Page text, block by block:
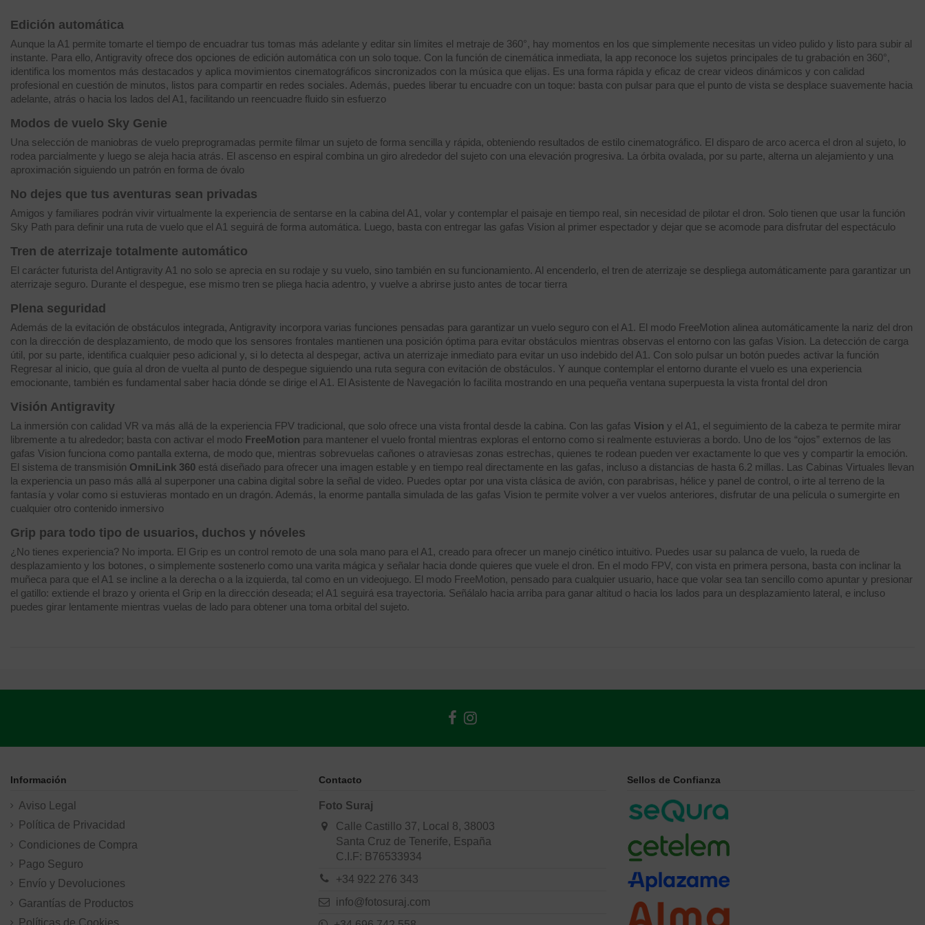
Edición automática
Aunque la A1 permite tomarte el tiempo de encuadrar tus tomas más adelante y editar sin límites el metraje de 360°, hay momentos en los que simplemente necesitas un video pulido y listo para subir al
instante. Para ello, Antigravity ofrece dos opciones de edición automática con un solo toque. Con la función de cinemática inmediata, la app reconoce los sujetos principales de tu grabación en 360°,
identifica los momentos más destacados y aplica movimientos cinematográficos sincronizados con la música que elijas. Es una forma rápida y eficaz de crear videos dinámicos y con calidad
profesional en cuestión de minutos, listos para compartir en redes sociales. Además, puedes liberar tu encuadre con un toque: basta con pulsar para que el punto de vista se desplace suavemente hacia
adelante, atrás o hacia los lados del A1, facilitando un reencuadre fluido sin esfuerzo
Modos de vuelo Sky Genie
Una selección de maniobras de vuelo preprogramadas permite filmar un sujeto de forma sencilla y rápida, obteniendo resultados de estilo cinematográfico. El disparo de arco acerca el dron al sujeto, lo
rodea parcialmente y luego se aleja hacia atrás. El ascenso en espiral combina un giro alrededor del sujeto con una elevación progresiva. La órbita ovalada, por su parte, alterna un alejamiento y una
aproximación siguiendo un patrón en forma de óvalo
No dejes que tus aventuras sean privadas
Amigos y familiares podrán vivir virtualmente la experiencia de sentarse en la cabina del A1, volar y contemplar el paisaje en tiempo real, sin necesidad de pilotar el dron. Solo tienen que usar la función
Sky Path para definir una ruta de vuelo que el A1 seguirá de forma automática. Luego, basta con entregar las gafas Vision al primer espectador y dejar que se acomode para disfrutar del espectáculo
Tren de aterrizaje totalmente automático
El carácter futurista del Antigravity A1 no solo se aprecia en su rodaje y su vuelo, sino también en su funcionamiento. Al encenderlo, el tren de aterrizaje se despliega automáticamente para garantizar un
aterrizaje seguro. Durante el despegue, ese mismo tren se pliega hacia adentro, y vuelve a abrirse justo antes de tocar tierra
Plena seguridad
Además de la evitación de obstáculos integrada, Antigravity incorpora varias funciones pensadas para garantizar un vuelo seguro con el A1. El modo FreeMotion alinea automáticamente la nariz del dron
con la dirección de desplazamiento, de modo que los sensores frontales mantienen una posición óptima para evitar obstáculos mientras observas el entorno con las gafas Vision. La detección de carga
útil, por su parte, identifica cualquier peso adicional y, si lo detecta al despegar, activa un aterrizaje inmediato para evitar un uso indebido del A1. Con solo pulsar un botón puedes activar la función
Regresar al inicio, que guía al dron de vuelta al punto de despegue siguiendo una ruta segura con evitación de obstáculos. Y aunque contemplar el entorno durante el vuelo es una experiencia
emocionante, también es fundamental saber hacia dónde se dirige el A1. El Asistente de Navegación lo facilita mostrando en una pequeña ventana superpuesta la vista frontal del dron
Visión Antigravity
La inmersión con calidad VR va más allá de la experiencia FPV tradicional, que solo ofrece una vista frontal desde la cabina. Con las gafas Vision y el A1, el seguimiento de la cabeza te permite mirar
libremente a tu alrededor; basta con activar el modo FreeMotion para mantener el vuelo frontal mientras exploras el entorno como si realmente estuvieras a bordo. Uno de los “ojos” externos de las
gafas Vision funciona como pantalla externa, de modo que, mientras sobrevuelas cañones o atraviesas zonas estrechas, quienes te rodean pueden ver exactamente lo que ves y compartir la emoción.
El sistema de transmisión OmniLink 360 está diseñado para ofrecer una imagen estable y en tiempo real directamente en las gafas, incluso a distancias de hasta 6.2 millas. Las Cabinas Virtuales llevan
la experiencia un paso más allá al superponer una cabina digital sobre la señal de video. Puedes optar por una vista clásica de avión, con parabrisas, hélice y panel de control, o irte al terreno de la
fantasía y volar como si estuvieras montado en un dragón. Además, la enorme pantalla simulada de las gafas Vision te permite volver a ver vuelos anteriores, disfrutar de una película o sumergirte en
cualquier otro contenido inmersivo
Grip para todo tipo de usuarios, duchos y nóveles
¿No tienes experiencia? No importa. El Grip es un control remoto de una sola mano para el A1, creado para ofrecer un manejo cinético intuitivo. Puedes usar su palanca de vuelo, la rueda de
desplazamiento y los botones, o simplemente sostenerlo como una varita mágica y señalar hacia donde quieres que vuele el dron. En el modo FPV, con vista en primera persona, basta con inclinar la
muñeca para que el A1 se incline a la derecha o a la izquierda, tal como en un videojuego. El modo FreeMotion, pensado para cualquier usuario, hace que volar sea tan sencillo como apuntar y presionar
el gatillo: extiende el brazo y orienta el Grip en la dirección deseada; el A1 seguirá esa trayectoria. Señálalo hacia arriba para ganar altitud o hacia los lados para un desplazamiento lateral, e incluso
puedes girar lentamente mientras vuelas de lado para obtener una toma orbital del sujeto.
Información
Aviso Legal
Política de Privacidad
Condiciones de Compra
Pago Seguro
Envío y Devoluciones
Garantías de Productos
Políticas de Cookies
Contacto
Foto Suraj
Calle Castillo 37, Local 8, 38003
Santa Cruz de Tenerife, España
C.I.F: B76533934
+34 922 276 343
info@fotosuraj.com
Sellos de Confianza